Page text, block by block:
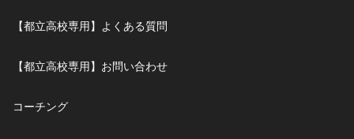
【都立高校専用】よくある質問
【都立高校専用】お問い合わせ
コーチング